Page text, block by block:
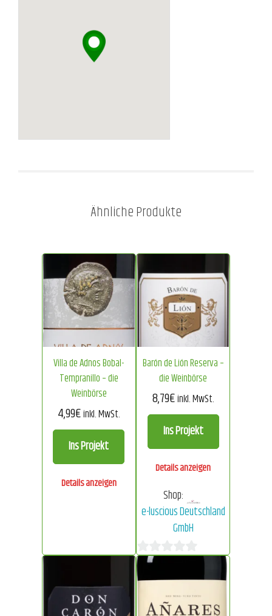
Ähnliche Produkte
Villa de Adnos Bobal-
Tempranillo – die
Weinbörse
4,99€inkl. MwSt.
Ins Projekt
Details anzeigen
Barón de Lión Reserva –
die Weinbörse
8,79€inkl. MwSt.
Ins Projekt
Details anzeigen
Shop:
e-luscious Deutschland
GmbH
0
von